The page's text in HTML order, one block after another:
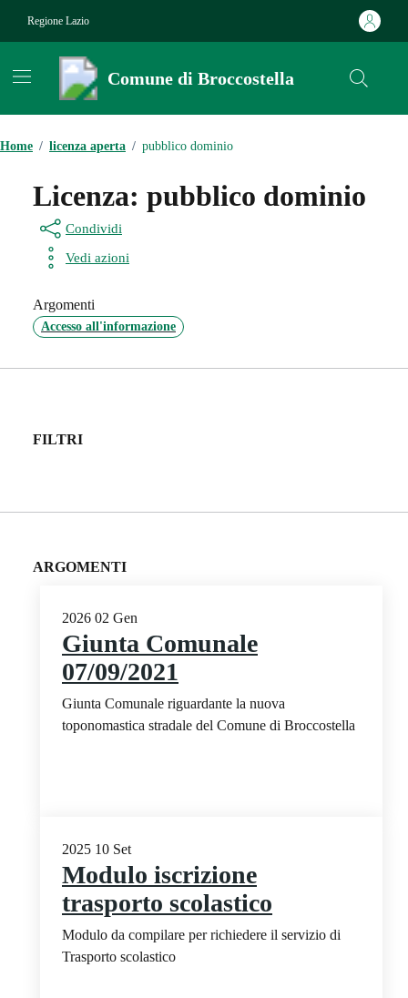
Regione Lazio
Comune di Broccostella
Home / licenza aperta / pubblico dominio
Licenza: pubblico dominio
Condividi
Vedi azioni
Argomenti
Accesso all'informazione
FILTRI
ARGOMENTI
2026 02 Gen
Giunta Comunale
07/09/2021
Giunta Comunale riguardante la nuova
toponomastica stradale del Comune di Broccostella
2025 10 Set
Modulo iscrizione
trasporto scolastico
Modulo da compilare per richiedere il servizio di
Trasporto scolastico